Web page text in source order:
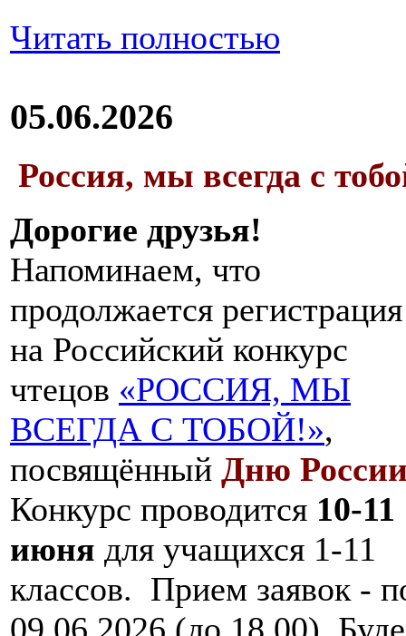
Читать полностью
05.06.2026
Россия, мы всегда с
Дорогие друзья!
Напоминаем, что
продолжается регистрация
на Российский конкурс
чтецов «РОССИЯ, МЫ
ВСЕГДА С ТОБОЙ!»,
посвящённый Дню
Конкурс проводится 10-11
июня для учащихся 1-11
классов. Прием заявок -